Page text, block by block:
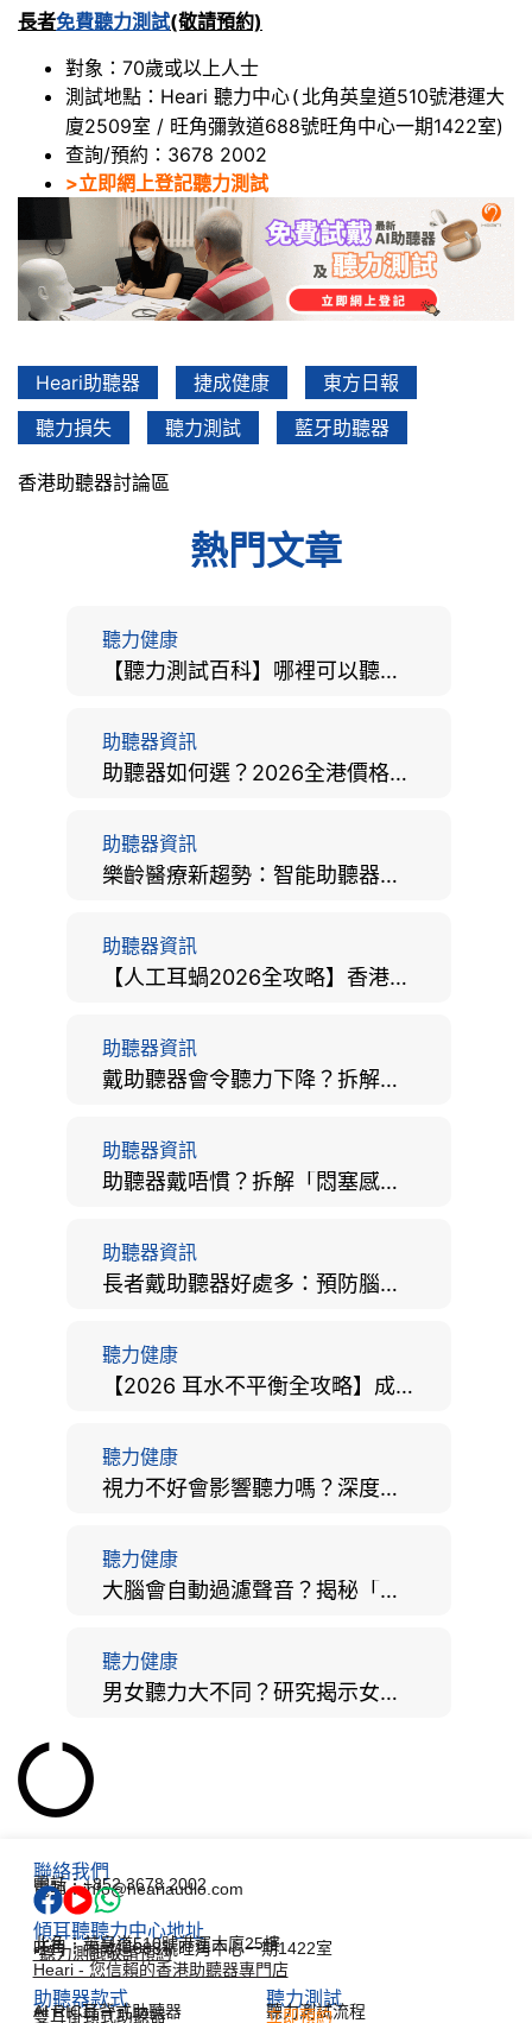
長者免費聽力測試(敬請預約)
對象：70歲或以上人士
測試地點：Heari 聽力中心( 北角英皇道510號港運大
廈2509室 / 旺角彌敦道688號旺角中心一期1422室)
查詢/預約：3678 2002
>立即網上登記聽力測試
Heari助聽器 捷成健康
東方日報
聽力損失
聽力測試 藍牙助聽器
香港助聽器討論區
熱門文章
聽力健康
【聽力測試百科】哪裡可以聽力檢查？費用、標準、流程、在家聽力檢測與iPhone測試全攻略
助聽器資訊
助聽器如何選？2026全港價格比較、款式分析及老人選購全攻略
助聽器資訊
樂齡醫療新趨勢：智能助聽器結合 AI 眼底相機，如何全方位守護長者健康？
助聽器資訊
【人工耳蝸2026全攻略】香港手術費用、原理與副作用評估！
助聽器資訊
戴助聽器會令聽力下降？拆解越戴越聾迷思與聽覺剝奪真相
助聽器資訊
助聽器戴唔慣？拆解「悶塞感」成因、堵耳效應與 4 週適應期全攻略
助聽器資訊
長者戴助聽器好處多：預防腦退化、9大誤區破解及家屬陪伴全手冊
聽力健康
【2026 耳水不平衡全攻略】成因、病徵、治療及改善方法
聽力健康
視力不好會影響聽力嗎？深度拆解大腦「眼耳並用」的科學秘密
聽力健康
大腦會自動過濾聲音？揭秘「聽覺注意」機制與聽力健康的深層關係
聽力健康
男女聽力大不同？研究揭示女性聽覺更靈敏！為何男性更易聽力損失？
聯絡我們
電話：+852 3678 2002
電郵：info@heariaudio.com
傾耳聽聽力中心地址
北角：英皇道510號港運大廈25樓
旺角：彌敦道688號旺角中心一期1422室
*聽力測試敬請預約
Heari - 您信賴的香港助聽器專門店
助聽器款式
AI RIC耳背式助聽器
雙耳掛頸式助聽器
聽力測試​
聽力測試流程
立即預約